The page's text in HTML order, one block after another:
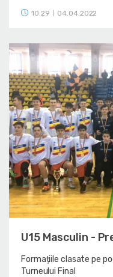
10:29 04.04.2022
U15 Masculin -
Formațiile clasate pe
Turneului Final